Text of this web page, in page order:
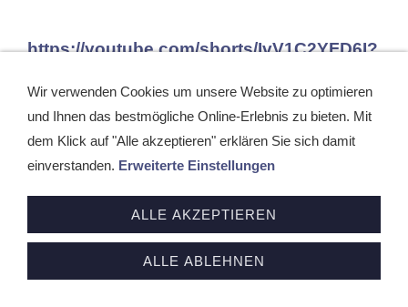
https://youtube.com/shorts/IvV1C2YFD6I?
Enzo, ein kleiner Entdecker auf der Suche
nach seinem Für-immer-Zuhause
Der kleine Enzo wurde im Januar 2026 in
Griechenland geboren. Gemeinsam mit
seiner Mama Malou und seinen
Wir verwenden Cookies um unsere Website zu optimieren
und Ihnen das bestmögliche Online-Erlebnis zu bieten. Mit
dem Klick auf "Alle akzeptieren" erklären Sie sich damit
einverstanden. Erweiterte Einstellungen
ALLE AKZEPTIEREN
ALLE ABLEHNEN